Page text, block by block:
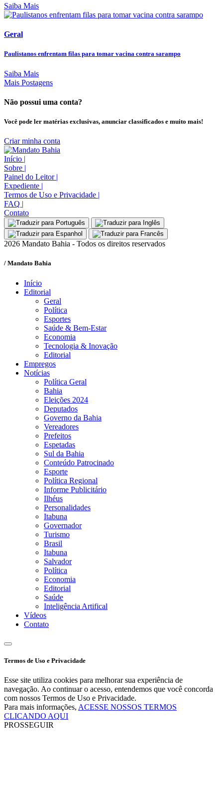
Saiba Mais
Geral
Paulistanos enfrentam filas para tomar vacina contra sarampo
Saiba Mais
Mais Postagens
Não possui uma conta?
Você pode ler matérias exclusivas, anunciar classificados e muito mais!
Criar minha conta
Início |
Sobre |
Painel do Leitor |
Expediente |
Termos de Uso e Privacidade |
FAQ |
Contato
2026 Mandato Bahia - Todos os direitos reservados
/ Mandato Bahia
Início
Editorial
Geral
Política
Esportes
Saúde & Bem-Estar
Economia
Tecnologia & Inovação
Editorial
Empregos
Notícias
Política Geral
Bahia
Eleições 2024
Deputados
Governo da Bahia
Vereadores
Prefeitos
Espetadas
Sul da Bahia
Conteúdo Patrocinado
Esporte
Política Regional
Informe Publicitário
Ilhéus
Personalidades
Itabuna
Governador
Turismo
Brasil
Itabuna
Salvador
Política
Economia
Editorial
Saúde
Inteligência Artifical
Vídeos
Contato
Termos de Uso e Privacidade
Esse site utiliza cookies para melhorar sua experiência de
navegação. Ao continuar o acesso, entendemos que você concorda
com nossos Termos de Uso e Privacidade.
Para mais informações, ACESSE NOSSOS TERMOS
CLICANDO AQUI
PROSSEGUIR